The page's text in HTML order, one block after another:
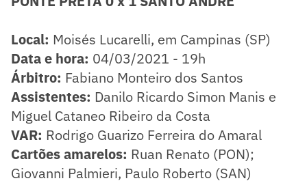
Local: Moisés Lucarelli, em Campinas (SP)
Data e hora: 04/03/2021 - 19h
​Árbitro: Fabiano Monteiro dos Santos
Assistentes: Danilo Ricardo Simon Manis e
Miguel Cataneo Ribeiro da Costa
VAR: Rodrigo Guarizo Ferreira do Amaral
Cartões amarelos: Ruan Renato (PON);
Giovanni Palmieri, Paulo Roberto (SAN)